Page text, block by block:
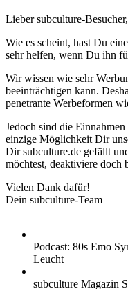
Lieber subculture-Besucher,
Wie es scheint, hast Du
sehr helfen, wenn Du ihn
Wir wissen wie sehr
beeinträchtigen kann.
penetrante Werbeformen
Jedoch sind die
einzige Möglichkeit Dir
Dir subculture.de gefällt
möchtest, deaktiviere doch
Vielen Dank dafür!
Dein subculture-Team
Podcast: 80s Emo
Leucht
subculture Magazin